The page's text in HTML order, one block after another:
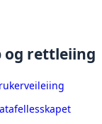
og rettleiing